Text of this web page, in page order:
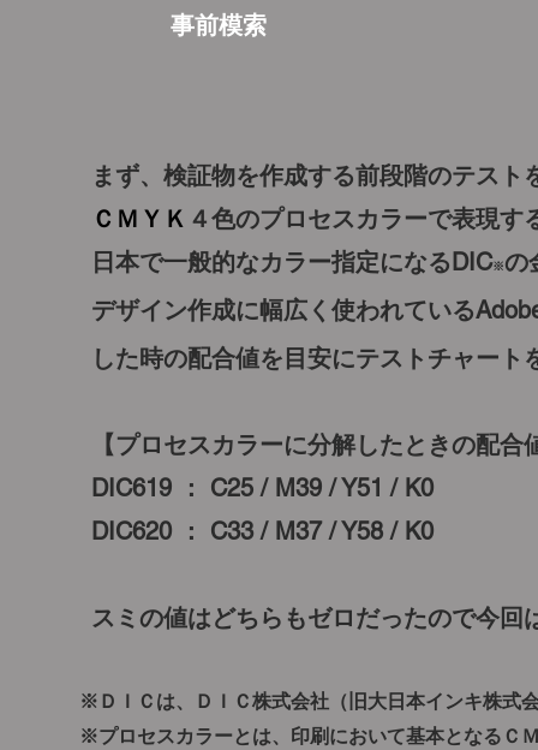
​事前模索
まず、検証物を作成する前段階のテスト
ＣＭＹＫ ４色のプロセスカラーで表現
日本で一般的なカラー指定になるDIC※の
デザイン作成に幅広く使われている
した時の配合値を目安にテス トチャート
【プロセスカラーに分解したときの配合
DIC619 ： C25 / M39 / Y51 / K0
DIC620 ： C33 / M37 / Y58 / K0
スミの値はどちらもゼロだったので今回
※ＤＩＣは、ＤＩＣ株式会社（旧大日本インキ株式
※プロセスカラーとは、印刷において基本となるＣ